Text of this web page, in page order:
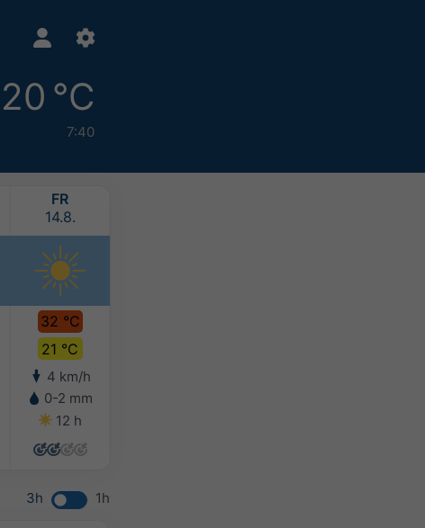
20 °C
7:40
FR
14.8.
32 °C
21 °C
4 km/h
0-2 mm
12 h
3h 1h